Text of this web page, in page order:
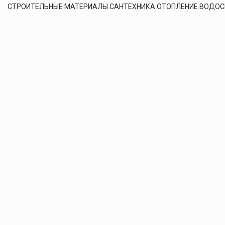
СТРОИТЕЛЬНЫЕ МАТЕРИАЛЫ САНТЕХНИКА ОТОПЛЕНИЕ